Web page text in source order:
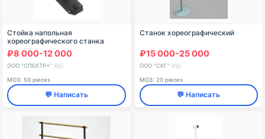
Стойка напольная
хореографического станка
двухрядного Батман
₽8 000-12 000
ООО "СПЕКТР+" 🇷🇺
МОЗ: 50 pieces
💬 Написать
Станок хореографический
₽15 000-25 000
ООО "СКГ" 🇷🇺
МОЗ: 20 pieces
💬 Написать